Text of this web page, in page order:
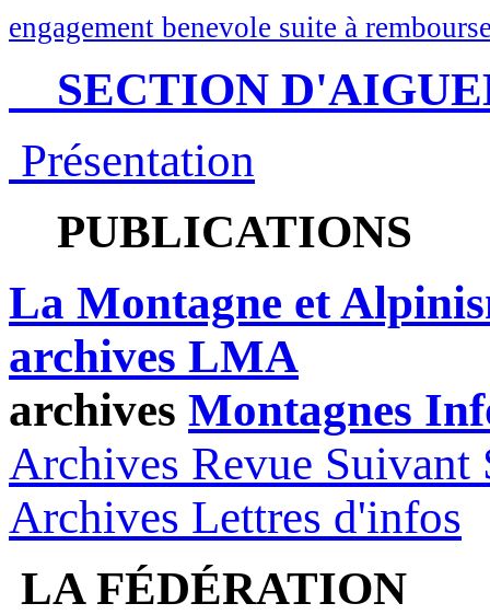
engagement benevole suite à
SECTION
Présentation
PUBLICATIONS
La Montagne et
archives LMA
archives Montagnes
Archives Revue Suivant
Archives Lettres d'infos
LA FÉDÉRATION